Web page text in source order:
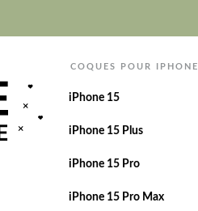
COQUES POUR IPHONE
iPhone 15
iPhone 15 Plus
iPhone 15 Pro
iPhone 15 Pro Max